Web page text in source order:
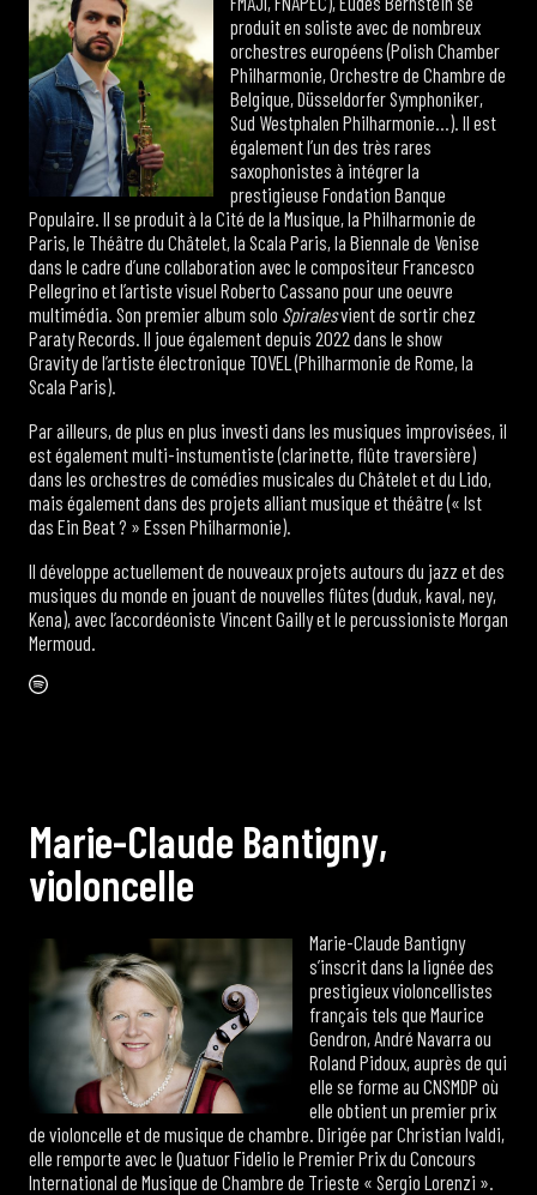
produit en soliste avec de nombreux
orchestres européens (Polish Chamber
Philharmonie, Orchestre de Chambre de
Belgique, Düsseldorfer Symphoniker,
Sud Westphalen Philharmonie…). Il est
également l’un des très rares
saxophonistes à intégrer la
prestigieuse Fondation Banque
Populaire. Il se produit à la Cité de la Musique, la Philharmonie de
Paris, le Théâtre du Châtelet, la Scala Paris, la Biennale de Venise
dans le cadre d’une collaboration avec le compositeur Francesco
Pellegrino et l’artiste visuel Roberto Cassano pour une oeuvre
multimédia. Son premier album solo Spiralesvient de sortir chez
Paraty Records. Il joue également depuis 2022 dans le show
Gravity de l’artiste électronique TOVEL (Philharmonie de Rome, la
Scala Paris).
Par ailleurs, de plus en plus investi dans les musiques improvisées, il
est également multi-instumentiste (clarinette, flûte traversière)
dans les orchestres de comédies musicales du Châtelet et du Lido,
mais également dans des projets alliant musique et théâtre (« Ist
das Ein Beat ? » Essen Philharmonie).
Il développe actuellement de nouveaux projets autours du jazz et des
musiques du monde en jouant de nouvelles flûtes (duduk, kaval, ney,
Kena), avec l’accordéoniste Vincent Gailly et le percussioniste Morgan
Mermoud.
Spotify
Marie-Claude Bantigny,
violoncelle
Marie-Claude Bantigny
s’inscrit dans la lignée des
prestigieux violoncellistes
français tels que Maurice
Gendron, André Navarra ou
Roland Pidoux, auprès de qui
elle se forme au CNSMDP où
elle obtient un premier prix
de violoncelle et de musique de chambre. Dirigée par Christian Ivaldi,
elle remporte avec le Quatuor Fidelio le Premier Prix du Concours
International de Musique de Chambre de Trieste « Sergio Lorenzi ».